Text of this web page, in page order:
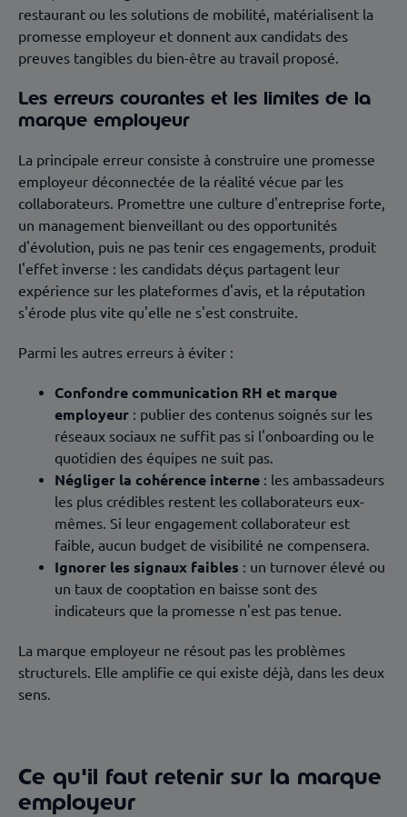
restaurant ou les solutions de mobilité, matérialisent la
promesse employeur et donnent aux candidats des
preuves tangibles du bien-être au travail proposé.
Les erreurs courantes et les limites de la
marque employeur
La principale erreur consiste à construire une promesse
employeur déconnectée de la réalité vécue par les
collaborateurs. Promettre une culture d'entreprise forte,
un management bienveillant ou des opportunités
d'évolution, puis ne pas tenir ces engagements, produit
l'effet inverse : les candidats déçus partagent leur
expérience sur les plateformes d'avis, et la réputation
s'érode plus vite qu'elle ne s'est construite.
Parmi les autres erreurs à éviter :
Confondre communication RH et marque
employeur : publier des contenus soignés sur les
réseaux sociaux ne suffit pas si l'onboarding ou le
quotidien des équipes ne suit pas.
Négliger la cohérence interne : les ambassadeurs
les plus crédibles restent les collaborateurs eux-
mêmes. Si leur engagement collaborateur est
faible, aucun budget de visibilité ne compensera.
Ignorer les signaux faibles : un turnover élevé ou
un taux de cooptation en baisse sont des
indicateurs que la promesse n'est pas tenue.
La marque employeur ne résout pas les problèmes
structurels. Elle amplifie ce qui existe déjà, dans les deux
sens.
Ce qu'il faut retenir sur la marque
employeur